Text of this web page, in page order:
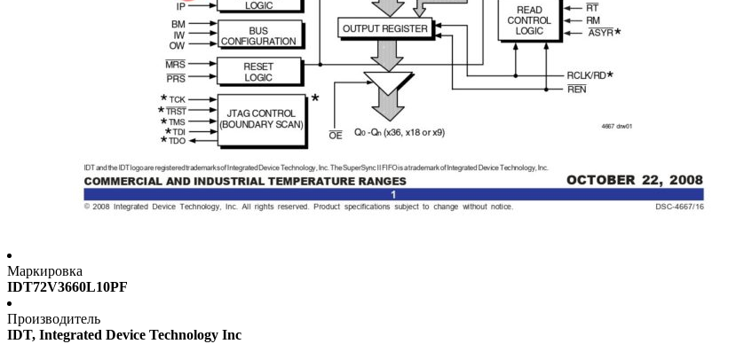
Маркировка
IDT72V3660L10PF
Производитель
IDT, Integrated Device Technology Inc